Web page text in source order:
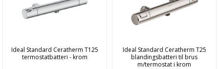
Ideal Standard Ceratherm T125
termostatbatteri - krom
Ideal Standard Ceratherm T25
blandingsbatteri til brus
m/termostat i krom